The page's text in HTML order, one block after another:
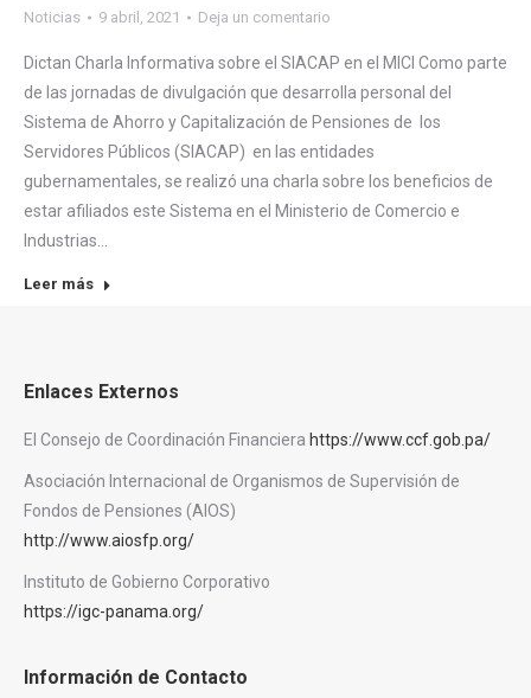
Noticias 9 abril, 2021 Deja un comentario
Dictan Charla Informativa sobre el SIACAP en el MICI Como parte
de las jornadas de divulgación que desarrolla personal del
Sistema de Ahorro y Capitalización de Pensiones de los
Servidores Públicos (SIACAP) en las entidades
gubernamentales, se realizó una charla sobre los beneficios de
estar afiliados este Sistema en el Ministerio de Comercio e
Industrias…
Leer más
Enlaces Externos
El Consejo de Coordinación Financiera https://www.ccf.gob.pa/
Asociación Internacional de Organismos de Supervisión de
Fondos de Pensiones (AIOS)
http://www.aiosfp.org/
Instituto de Gobierno Corporativo
https://igc-panama.org/
Información de Contacto